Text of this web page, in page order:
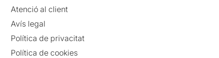
Atenció al client
Avís legal
Política de privacitat
Política de cookies